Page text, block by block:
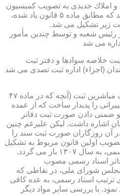
اسناد و املاك جدیدی به تصویب كمیسیون
عدلیه مجلس شورای ملی رسید كه مطابق ماده ۵ قانون یاد شده،
زیر تشكیل می شد.
رئیس شعبه و توسط چندین مأمور
می شد
خلاصه سوادها و دفتر ثبت
(اجزاء) اداره ثبت تصدی می شد
قانون یاد شده، در شرح وظائف مباشرین ثبت (آنچه كه در ماده ۴۷
را پدیدار ساخت كه از عمده
ضمنی دادن صورت ثبت دفاتر
اشاره داشت. لیكن علیرغم چنین
آن روزگاران صورت ثبت سند را
اولین قانون مربوط به تشكیل
مستقل دفترخانه های اسناد رسمی، به سال ۱۳۰۷ باز می گردد.
دفاتر اسناد رسمی مصوب
مجلس شورای ملی، در نقاطی كه
ترتیب اسناد رسمی، به عده كافی
با بررسی سایر مواد دیگر